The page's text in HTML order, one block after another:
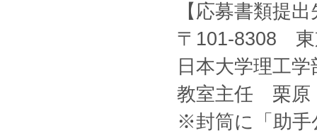
【応募書類提
〒101-8308 東
日本大学理工
教室主任 栗
※封筒に「助手